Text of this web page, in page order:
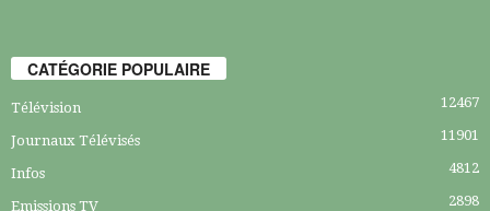
CATÉGORIE POPULAIRE
Télévision 12467
Journaux Télévisés 11901
Infos 4812
Emissions TV 2898